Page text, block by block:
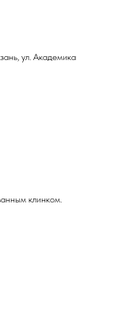
ул. Академика
клинком.